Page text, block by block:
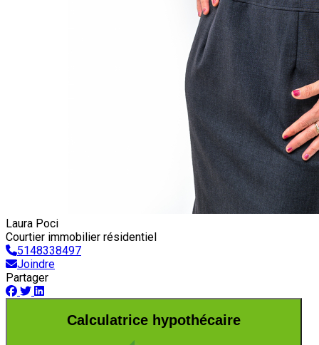
Laura Poci
Courtier immobilier résidentiel
5148338497
Joindre
Partager
Calculatrice hypothécaire